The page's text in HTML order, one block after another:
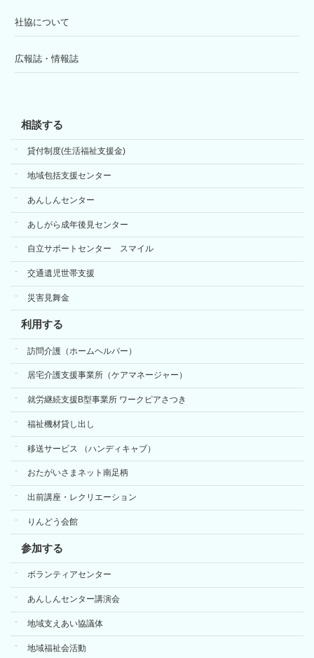
社協について
広報誌・情報誌
相談する
貸付制度(生活福祉支援金)
地域包括支援センター
あんしんセンター
あしがら成年後見センター
自立サポートセンター スマイル
交通遺児世帯支援
災害見舞金
利用する
訪問介護（ホームヘルパー）
居宅介護支援事業所（ケアマネージャー）
就労継続支援B型事業所 ワークピアさつき
福祉機材貸し出し
移送サービス （ハンディキャブ）
おたがいさまネット南足柄
出前講座・レクリエーション
りんどう会館
参加する
ボランティアセンター
あんしんセンター講演会
地域支えあい協議体
地域福祉会活動